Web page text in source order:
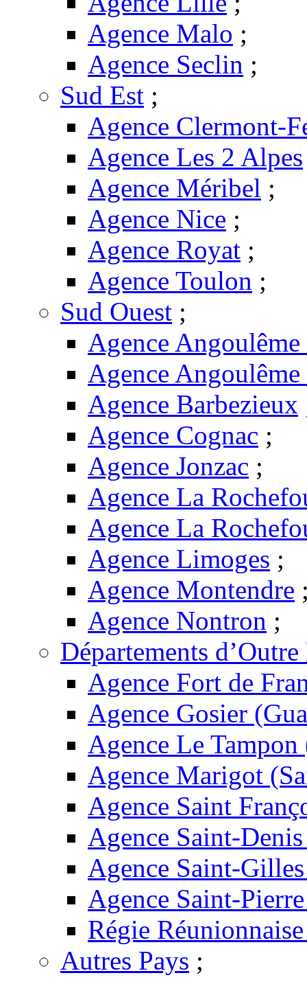
Agence Malo ;
Agence Seclin ;
Sud Est ;
Agence Clermont-
Agence Les 2 Alpes
Agence Méribel ;
Agence Nice ;
Agence Royat ;
Agence Toulon ;
Sud Ouest ;
Agence
Agence
Agence Barbezieux
Agence Cognac ;
Agence Jonzac ;
Agence La
Agence La
Agence Limoges ;
Agence Montendre
Agence Nontron ;
Départements
Agence Fort de
Agence Gosier
Agence Le
Agence Marigot
Agence Saint
Agence Saint-
Agence Saint-
Agence Saint-
Régie
Autres Pays ;